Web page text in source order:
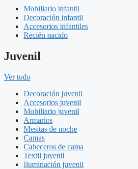
Mobiliario infantil
Decoración infantil
Accesorios infantiles
Recién nacido
Juvenil
Ver todo
Decoración juvenil
Accesorios juvenil
Mobiliario juvenil
Armarios
Mesitas de noche
Camas
Cabeceros de cama
Textil juvenil
Iluminación juvenil